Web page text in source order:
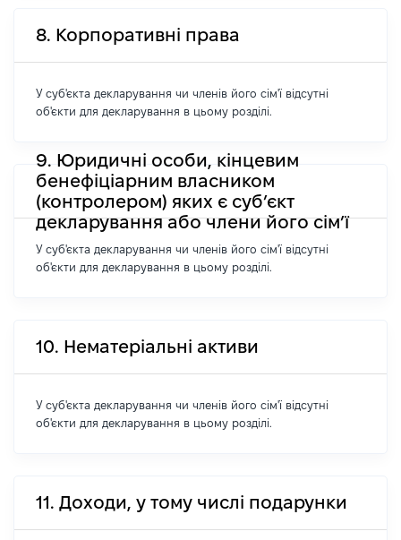
8. Корпоративні права
У суб'єкта декларування чи членів його сім'ї відсутні
об'єкти для декларування в цьому розділі.
9. Юридичні особи, кінцевим
бенефіціарним власником
(контролером) яких є суб’єкт
декларування або члени його сім’ї
У суб'єкта декларування чи членів його сім'ї відсутні
об'єкти для декларування в цьому розділі.
10. Нематеріальні активи
У суб'єкта декларування чи членів його сім'ї відсутні
об'єкти для декларування в цьому розділі.
11. Доходи, у тому числі подарунки